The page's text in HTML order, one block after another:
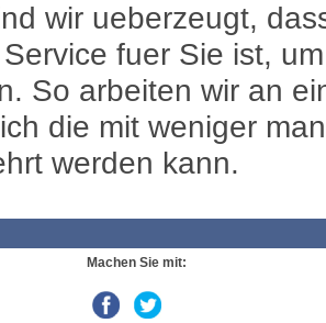
wir ueberzeugt,
fuer Sie ist,
So arbeiten wir an
die mit weniger
werden kann.
Machen Sie mit: